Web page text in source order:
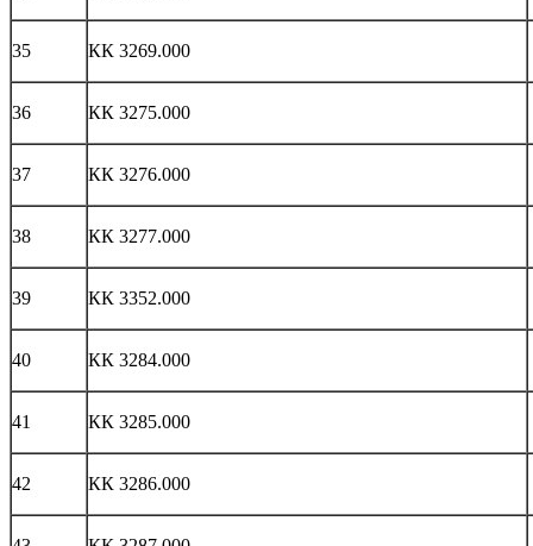
35 КК 3269.000
36 КК 3275.000
37 КК 3276.000
38 КК 3277.000
39 КК 3352.000
40 КК 3284.000
41 КК 3285.000
42 КК 3286.000